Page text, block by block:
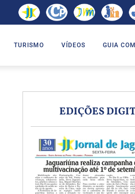
TURISMO VÍDEOS GUIA
EDIÇÕES